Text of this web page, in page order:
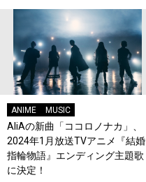
ANIME MUSIC
AliAの新曲「ココロノナカ」、
2024年1月放送TVアニメ『結婚
指輪物語』エンディング主題歌
に決定！